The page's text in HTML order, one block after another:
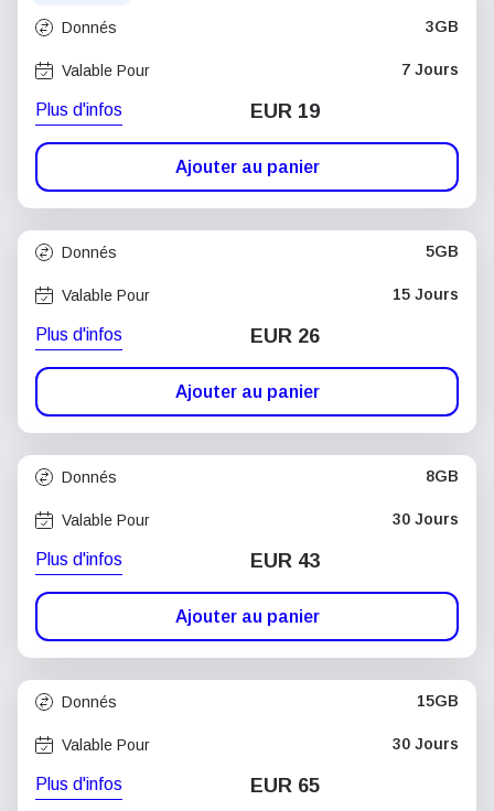
Donnés 3GB
Valable Pour 7 Jours
Plus d'infos EUR 19
Ajouter au panier
Donnés 5GB
Valable Pour 15 Jours
Plus d'infos EUR 26
Ajouter au panier
Donnés 8GB
Valable Pour 30 Jours
Plus d'infos EUR 43
Ajouter au panier
Donnés 15GB
Valable Pour 30 Jours
Plus d'infos EUR 65